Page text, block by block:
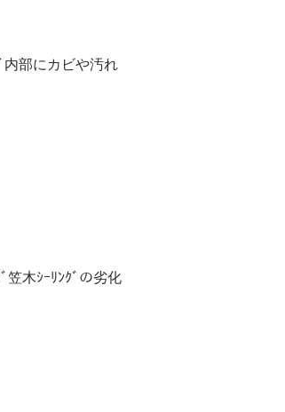
内部にカビや汚れ
笠木ｼｰﾘﾝｸﾞの劣化